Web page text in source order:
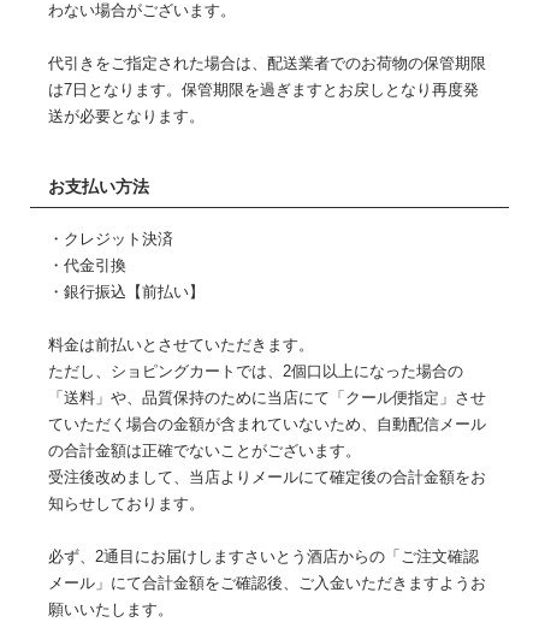
わない場合がございます。
代引きをご指定された場合は、配送業者でのお荷物の保管期限
は7日となります。保管期限を過ぎますとお戻しとなり再度発
送が必要となります。
お支払い方法
・クレジット決済
・代金引換
・銀行振込【前払い】
料金は前払いとさせていただきます。
ただし、ショピングカートでは、2個口以上になった場合の
「送料」や、品質保持のために当店にて「クール便指定」させ
ていただく場合の金額が含まれていないため、自動配信メール
の合計金額は正確でないことがございます。
受注後改めまして、当店よりメールにて確定後の合計金額をお
知らせしております。
必ず、2通目にお届けしますさいとう酒店からの「ご注文確認
メール」にて合計金額をご確認後、ご入金いただきますようお
願いいたします。